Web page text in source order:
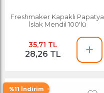
Freshmaker Kapaklı Papatya
İslak Mendil 100'lü
35,71 TL
28,26 TL
%11 İndirim